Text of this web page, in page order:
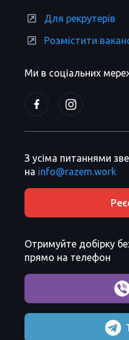
Ми в соціальних
Для рекрутерів
Розмістити
З усіма питаннями
на info@razem.work
Отримуйте добірку
прямо на телефон